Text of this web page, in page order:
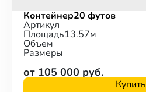
Контейнер20 футов
Артикул
Площадь13.57м
Объем
Размеры
от 105 000 руб.
Купить